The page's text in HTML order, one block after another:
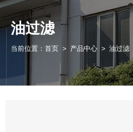
油过滤
当前位置：首页 > 产品中心 >油过滤